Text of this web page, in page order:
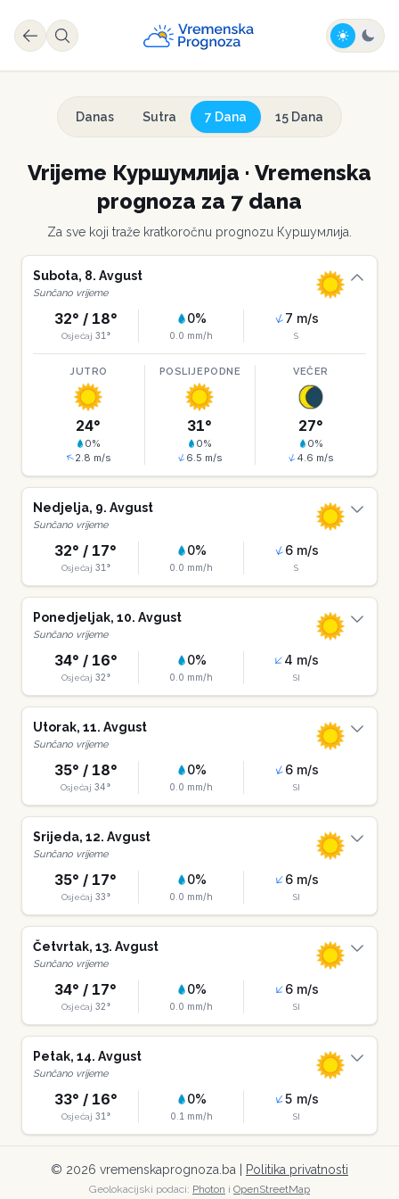
Danas Sutra 7 Dana 15 Dana
Vrijeme Куршумлија · Vremenska
prognoza za 7 dana
Za sve koji traže kratkoročnu prognozu Куршумлија
Subota, 8. Avgust
Sunčano vrijeme
32° / 18°
Osjećaj 31 °
0%
0.0 mm/h
7 m/s
S
JUTRO
24°
0%
2.8 m/s
POSLIJEPODNE
31°
0%
6.5 m/s
VEČER
27°
0%
4.6 m/s
Nedjelja, 9. Avgust
Sunčano vrijeme
32° / 17°
Osjećaj 31 °
0%
0.0 mm/h
6m/s
S
Ponedjeljak, 10. Avgust
Sunčano vrijeme
34° / 16°
Osjećaj 32°
0%
0.0 mm/h
4 m/s
SI
Utorak, 11. Avgust
Sunčano vrijeme
35° / 18°
Osjećaj 34°
0%
0.0 mm/h
6m/s
SI
Srijeda, 12. Avgust
Sunčano vrijeme
35° / 17°
Osjećaj 33°
0%
0.0 mm/h
6m/s
SI
Četvrtak, 13. Avgust
Sunčano vrijeme
34° / 17°
Osjećaj 32°
0%
0.0 mm/h
6m/s
SI
Petak, 14. Avgust
Sunčano vrijeme
33° / 16°
Osjećaj 31 °
0%
0.1 mm/h
5 m/s
SI
© 2026 vremenskaprognoza.ba | Politika privatnosti
Geolokacijski podaci: Photon i OpenStreetMap